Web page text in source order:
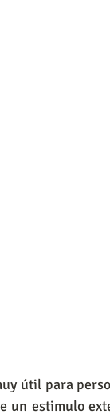
útil para
un estimulo